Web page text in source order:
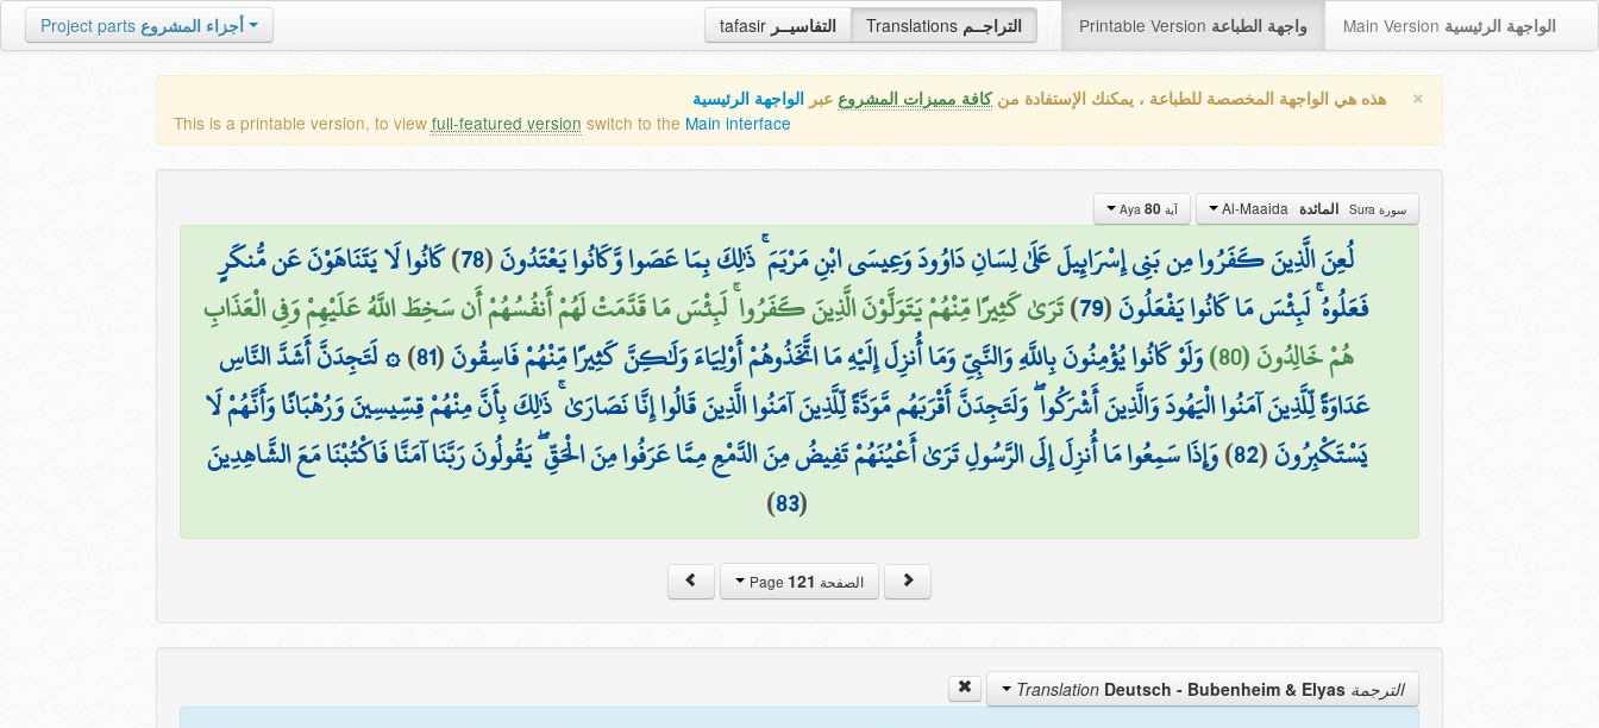
tafasir التفاسيــر Translations التراجــم Printable Version واجهة الطباعة Main Version الواجهة الرئيسية Project parts أجزاء المشروع
× هذه هي الواجهة المخصصة للطباعة ، يمكنك الإستفادة منكافة مميزات المشروع عبر الواجهة الرئيسية
This is a printable version, to view full-featured version switch to the Main interface
سورة Sura المائدة آية Aya 80
لُعِنَ الَّذِينَ كَفَرُوا مِن بَنِي إِسْرَائِيلَ عَلَىٰ لِسَانِ دَاوُودَ وَعِيسَى ابْنِ مَرْيَمَ ۚ ذَٰلِكَ بِمَا عَصَوا وَّكَانُوا يَعْتَدُونَ(
78
)كَانُوا لَا يَتَنَاهَوْنَ عَن مُّنكَرٍ
فَعَلُوهُ ۚ لَبِئْسَ مَا كَانُوا يَفْعَلُونَ(
79
)تَرَىٰ كَثِيرًا مِّنْهُمْ يَتَوَلَّوْنَ الَّذِينَ كَفَرُوا ۚ لَبِئْسَ مَا قَدَّمَتْ لَهُمْ أَنفُسُهُمْ أَن سَخِطَ اللَّهُ عَلَيْهِمْ وَفِي الْعَذَابِ
هُمْ خَالِدُونَ (80)
وَلَوْ كَانُوا يُؤْمِنُونَ بِاللَّهِ وَالنَّبِيِّ وَمَا أُنزِلَ إِلَيْهِ مَا اتَّخَذُوهُمْ أَوْلِيَاءَ وَلَٰكِنَّ كَثِيرًا مِّنْهُمْ فَاسِقُونَ(
81
)۞ لَتَجِدَنَّ أَشَدَّ النَّاسِ
عَدَاوَةً لِّلَّذِينَ آمَنُوا الْيَهُودَ وَالَّذِينَ أَشْرَكُوا ۖ وَلَتَجِدَنَّ أَقْرَبَهُم مَّوَدَّةً لِّلَّذِينَ آمَنُوا الَّذِينَ قَالُوا إِنَّا نَصَارَىٰ ۚ ذَٰلِكَ بِأَنَّ مِنْهُمْ قِسِّيسِينَ وَرُهْبَانًا وَأَنَّهُمْ لَا
يَسْتَكْبِرُونَ(
82
)وَإِذَا سَمِعُوا مَا أُنزِلَ إِلَى الرَّسُولِ تَرَىٰ أَعْيُنَهُمْ تَفِيضُ مِنَ الدَّمْعِ مِمَّا عَرَفُوا مِنَ الْحَقِّ ۖ يَقُولُونَ رَبَّنَا آمَنَّا فَاكْتُبْنَا مَعَ الشَّاهِدِينَ
(
83
)
الصفحة Page 121
الترجمة Translation Deutsch - Bubenheim & Elyas